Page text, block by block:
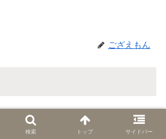
ござえもん
1/10 本日の討伐依頼！
検索 トップ サイドバー